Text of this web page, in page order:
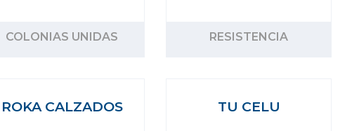
COLONIAS UNIDAS RESISTENCIA
ROKA CALZADOS TU CELU